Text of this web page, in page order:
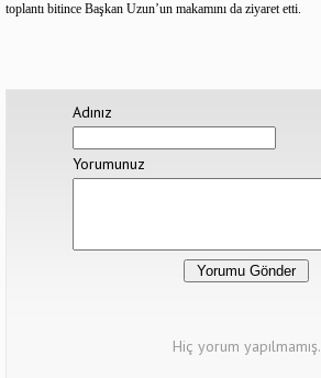
toplantı bitince Başkan Uzun’un makamını da ziyaret etti.
Adınız
Yorumunuz
Hiç yorum yapılmamış.